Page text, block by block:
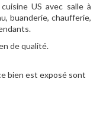
US avec salle à
buanderie, chaufferie,
de qualité.
bien est exposé sont